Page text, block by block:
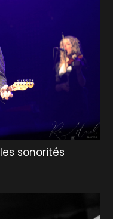
sonorités